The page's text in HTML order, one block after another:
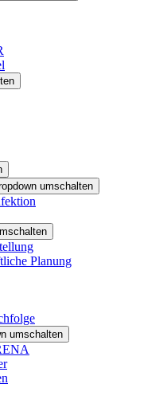
umschalten
Planung
umschalten